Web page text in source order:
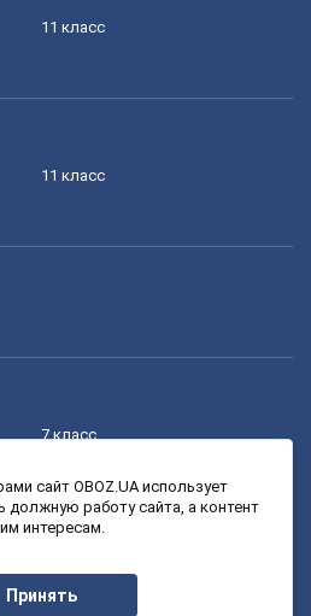
11 класс
11 класс
7 класс
9 класс
сайт OBOZ.UA использует
должную работу сайта, а контент
интересам.
Принять